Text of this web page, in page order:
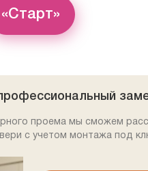
«Старт»
проема мы сможем
с учетом монтажа под